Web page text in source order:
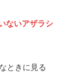
ないアザラシ
ときに見る